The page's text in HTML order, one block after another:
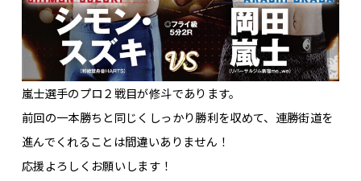
嵐士選手のプロ２戦目が修斗であります。
前回の一本勝ちと同じくしっかり勝利を収めて、連勝街道を
進んでくれることは間違いありません！
応援よろしくお願いします！